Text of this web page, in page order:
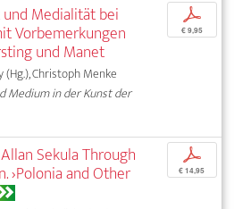
Medialität bei
Vorbemerkungen
und Manet
(Hg.), Christoph Menke
Medium in der Kunst der
p
€ 9,95
Sekula Through
›Polonia and Other
p
€ 14,95